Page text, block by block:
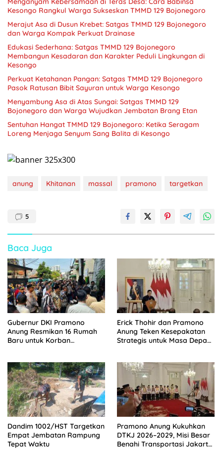
Kesongo Rangkul Warga Sukseskan TMMD 129 Bojonegoro
Merajut Asa di Dusun Krebet: Satgas TMMD 129 Bojonegoro
dan Warga Kompak Perkuat Drainase
Edukasi Sederhana: Satgas TMMD 129 Bojonegoro
Membangun Kesadaran dan Karakter Peduli Lingkungan di
Kesongo
Perkuat Ketahanan Pangan: Satgas TMMD 129 Bojonegoro
Pasok Ratusan Bibit Sayuran untuk Warga Kesongo
Menyambung Asa di Atas Sungai: Satgas TMMD 129
Bojonegoro dan Warga Wujudkan Jembatan Brang Etan
Sentuhan Hangat TMMD 129 Bojonegoro: Ketika Seragam
Loreng Menjaga Senyum Sang Balita di Kesongo
anung Khitanan massal pramono targetkan
5
Baca Juga
Gubernur DKI Pramono
Anung Resmikan 16 Rumah
Baru untuk Korban
Erick Thohir dan Pramono
Anung Teken Kesepakatan
Strategis untuk Masa Depan
Dandim 1002/HST Targetkan
Empat Jembatan Rampung
Tepat Waktu
Pramono Anung Kukuhkan
DTKJ 2026–2029, Misi Besar
Benahi Transportasi Jakarta